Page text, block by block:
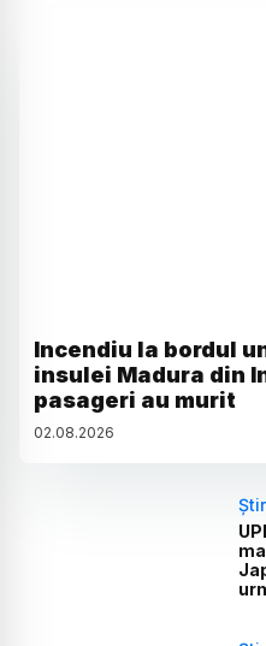
Incendiu la bordul
insulei Madura din
pasageri au murit
02.08.2026